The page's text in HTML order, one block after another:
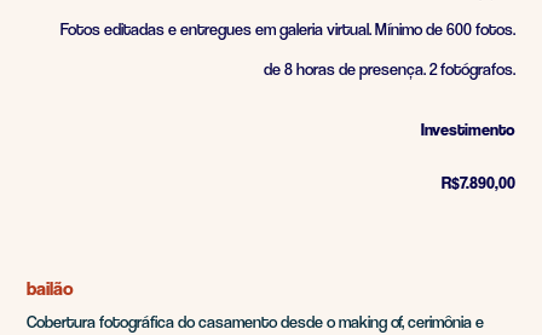
Fotos editadas e entregues em galeria virtual. Mínimo de 600 fotos.
de 8 horas de presença. 2 fotógrafos.
Investimento
R$7.890,00
bailão
Cobertura fotográfica do casamento desde o making of, cerimônia e